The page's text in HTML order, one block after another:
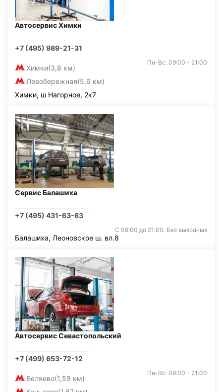
Автосервис Химки
+7 (495) 989-21-31
Химки(3,8 км)
Левобережная(5,6 км)
Пн-Вс: 09:00 - 21:00
Химки, ш Нагорное, 2к7
Сервис Балашиха
+7 (495) 431-63-63
С 09:00 до 21:00. Без выходных
Балашиха, Леоновское ш. вл.8
Автосервис Севастопольский
+7 (499) 653-72-12
Беляево(1,59 км)
Пн-Вс: 09:00 - 21:00